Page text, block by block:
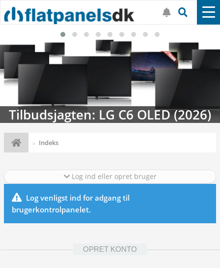
Tilbudsjagten: LG C6 OLED (2026)
Indeks
Log ind eller opret bruger
Log venligst ind for adgang til
brugerkontrolpanelet.
OPRET KONTO